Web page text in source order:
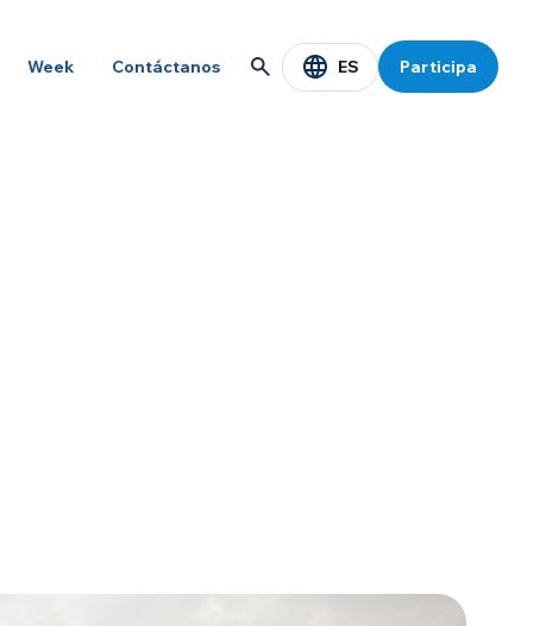
Week Contáctanos ES Participa